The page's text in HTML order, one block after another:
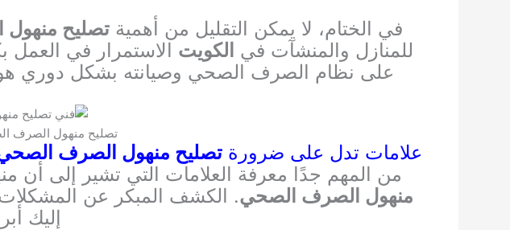
في الختام، لا يمكن التقليل من أهمية تصليح
للمنازل والمنشآت في الكويت الاستمرار في
على نظام الصرف الصحي وصيانته بشكل دوري هو
تصليح منهول الصرف
علامات تدل على ضرورة تصليح منهول الصرف
من المهم جدًا معرفة العلامات التي تشير إلى
منهول الصرف الصحي. الكشف المبكر عن المشكلات
إليك